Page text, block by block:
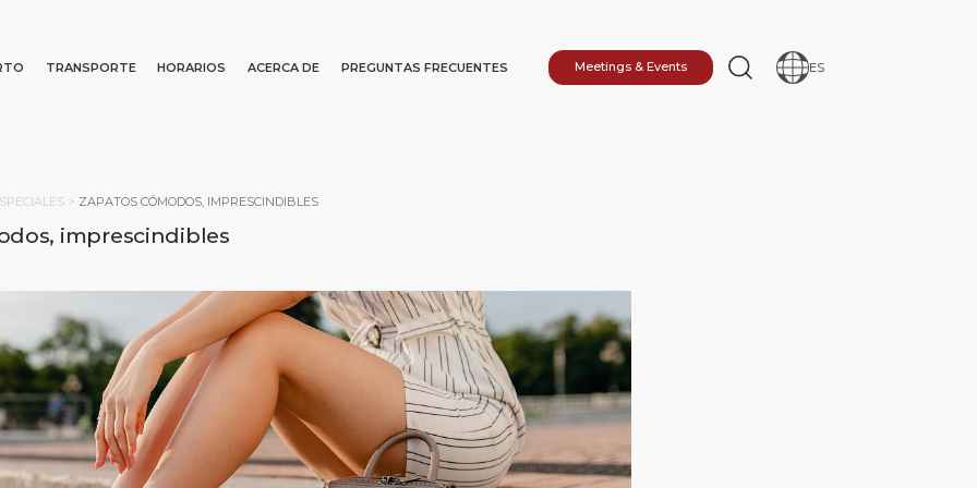
TRANSPORTE HORARIOS ACERCA DE PREGUNTAS FRECUENTES Meetings & Events ES
Buscar
PRINCIPAL PUERTO ACERCA DE DESTINO
> ZAPATOS CÓMODOS, IMPRESCINDIBLES
imprescindibles